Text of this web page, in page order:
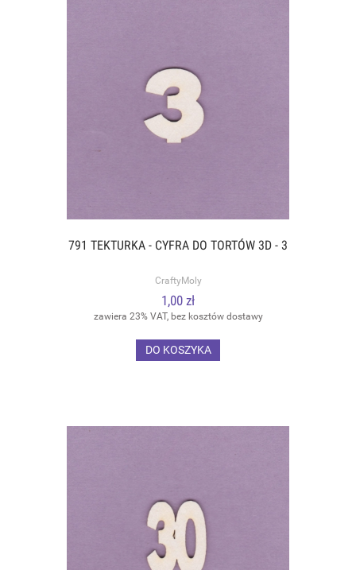
791 TEKTURKA - CYFRA DO TORTÓW 3D - 3
CraftyMoly
1,00 zł
zawiera 23% VAT, bez kosztów dostawy
DO KOSZYKA